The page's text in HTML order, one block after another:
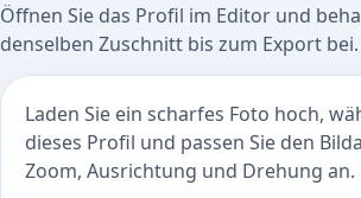
Öffnen Sie das Profil im Editor und
denselben Zuschnitt bis zum Export bei.
Laden Sie ein scharfes Foto hoch,
dieses Profil und passen Sie den
Zoom, Ausrichtung und Drehung an.